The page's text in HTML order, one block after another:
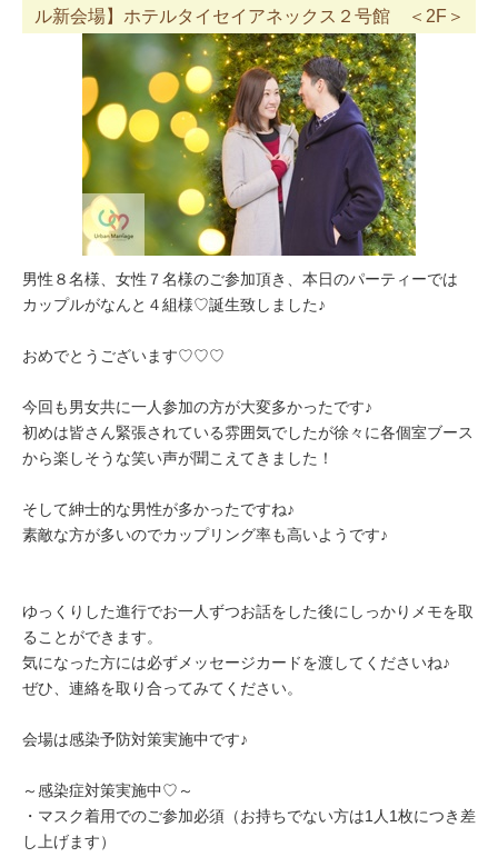
ル新会場】ホテルタイセイアネックス２号館 ＜2F＞
男性８名様、女性７名様のご参加頂き、本日のパーティーでは
カップルがなんと４組様♡誕生致しました♪
おめでとうございます♡♡♡
今回も男女共に一人参加の方が大変多かったです♪
初めは皆さん緊張されている雰囲気でしたが徐々に各個室ブース
から楽しそうな笑い声が聞こえてきました！
そして紳士的な男性が多かったですね♪
素敵な方が多いのでカップリング率も高いようです♪
ゆっくりした進行でお一人ずつお話をした後にしっかりメモを取
ることができます。
気になった方には必ずメッセージカードを渡してくださいね♪
ぜひ、連絡を取り合ってみてください。
会場は感染予防対策実施中です♪
～感染症対策実施中♡～
・マスク着用でのご参加必須（お持ちでない方は1人1枚につき差
し上げます）